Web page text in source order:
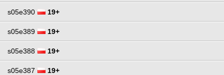
s05e390 19+
s05e389 19+
s05e388 19+
s05e387 19+